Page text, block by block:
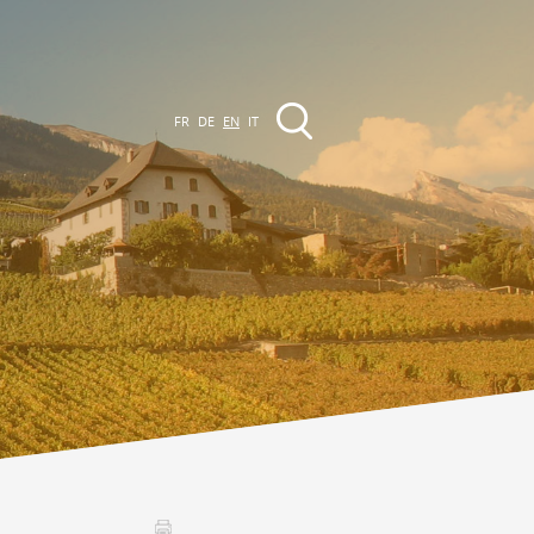
region
events
Vinum Montis
Assemblées générales & Statuts
FR DE EN IT